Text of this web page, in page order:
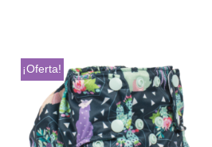
¡Oferta!